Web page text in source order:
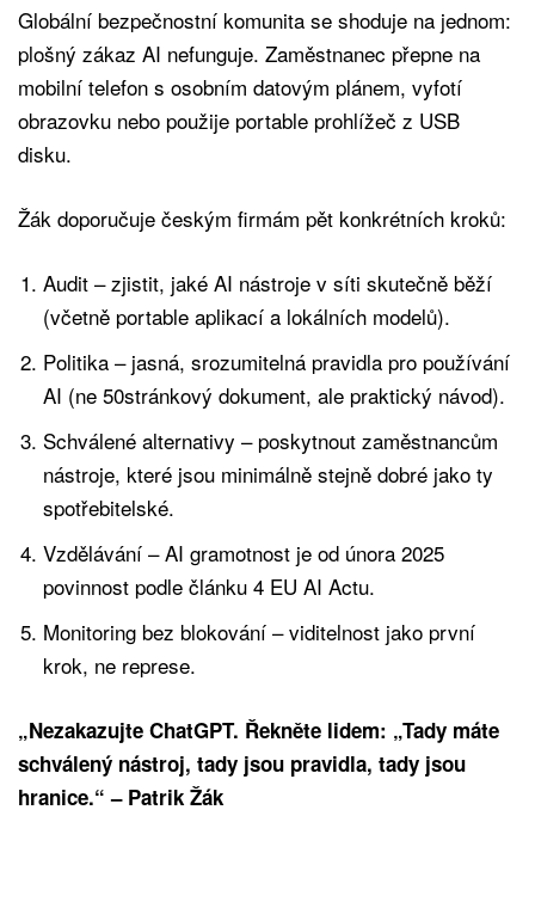
Globální bezpečnostní komunita se shoduje na jednom:
plošný zákaz AI nefunguje. Zaměstnanec přepne na
mobilní telefon s osobním datovým plánem, vyfotí
obrazovku nebo použije portable prohlížeč z USB
disku.
Žák doporučuje českým firmám pět konkrétních kroků:
Audit – zjistit, jaké AI nástroje v síti skutečně běží
(včetně portable aplikací a lokálních modelů).
Politika – jasná, srozumitelná pravidla pro používání
AI (ne 50stránkový dokument, ale praktický návod).
Schválené alternativy – poskytnout zaměstnancům
nástroje, které jsou minimálně stejně dobré jako ty
spotřebitelské.
Vzdělávání – AI gramotnost je od února 2025
povinnost podle článku 4 EU AI Actu.
Monitoring bez blokování – viditelnost jako první
krok, ne represe.
„Nezakazujte ChatGPT. Řekněte lidem: „Tady máte
schválený nástroj, tady jsou pravidla, tady jsou
hranice.“ – Patrik Žák